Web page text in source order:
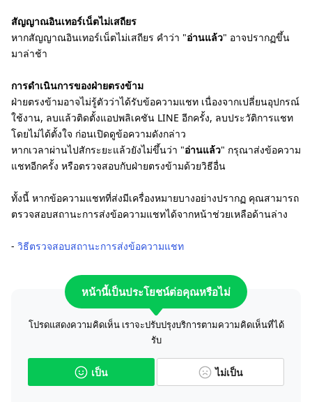
สัญญาณอินเทอร์เน็ตไม่เสถียร
หากสัญญาณอินเทอร์เน็ตไม่เสถียร คำว่า "อ่านแล้ว" อาจปรากฏขึ้น
มาล่าช้า
การดำเนินการของฝ่ายตรงข้าม
ฝ่ายตรงข้ามอาจไม่รู้ตัวว่าได้รับข้อความแชท เนื่องจากเปลี่ยนอุปกรณ์
ใช้งาน, ลบแล้วติดตั้งแอปพลิเคชัน LINE อีกครั้ง, ลบประวัติการแชท
โดยไม่ได้ตั้งใจ ก่อนเปิดดูข้อความดังกล่าว
หากเวลาผ่านไปสักระยะแล้วยังไม่ขึ้นว่า "อ่านแล้ว" กรุณาส่งข้อความ
แชทอีกครั้ง หรือตรวจสอบกับฝ่ายตรงข้ามด้วยวิธีอื่น
ทั้งนี้ หากข้อความแชทที่ส่งมีเครื่องหมายบางอย่างปรากฏ คุณสามารถ
ตรวจสอบสถานะการส่งข้อความแชทได้จากหน้าช่วยเหลือด้านล่าง
- วิธีตรวจสอบสถานะการส่งข้อความแชท
หน้านี้เป็นประโยชน์ต่อคุณหรือไม่
โปรดแสดงความคิดเห็น เราจะปรับปรุงบริการตามความคิดเห็นที่ได้
รับ
เป็น ไม่เป็น